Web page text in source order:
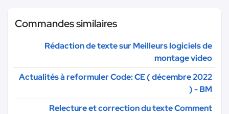
Commandes similaires
Rédaction de texte sur Meilleurs logiciels de
montage video
Actualités à reformuler Code: CE ( décembre 2022
) - BM
Relecture et correction du texte Comment